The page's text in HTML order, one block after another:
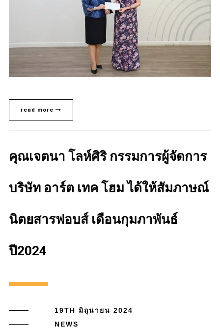
read more
คุณเจตนา โลห์ศิริ กรรมการผู้จัดการ
บริษัท อาร์ต เทค โฮม ได้ให้สัมภาษณ์
นิตยสารฟอบส์ เดือนกุมภาพันธ์
ปี2024
19TH มิถุนายน 2024
NEWS